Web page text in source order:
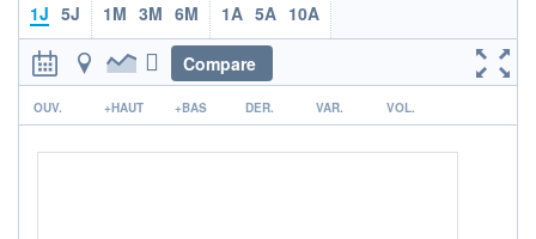
OUVERTURE
24,2837
CLÔTURE VEILLE
24,2951 24,2806
COTATION SPÉCIFIQUE
1J 5J 1M 3M 6M 1A 5A 10A
Compare
r
OUV. +HAUT +BAS DER. VAR. VOL.